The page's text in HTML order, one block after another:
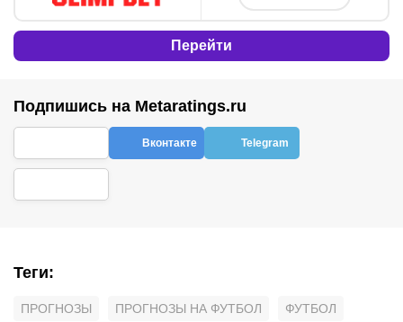
Перейти
Подпишись на Metaratings.ru
Вконтакте Telegram
Теги:
ПРОГНОЗЫ ПРОГНОЗЫ НА ФУТБОЛ ФУТБОЛ